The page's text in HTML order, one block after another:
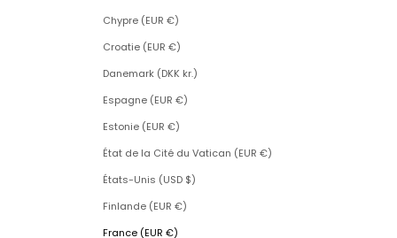
Chypre (EUR €)
Croatie (EUR €)
Danemark (DKK kr.)
Espagne (EUR €)
Estonie (EUR €)
État de la Cité du Vatican (EUR €)
États-Unis (USD $)
Finlande (EUR €)
France (EUR €)